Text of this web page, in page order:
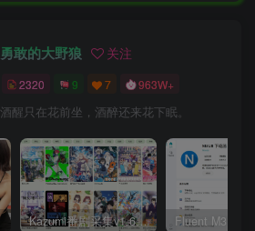
勇敢的大野狼 关注
2320 9 7 963W+
酒醒只在花前坐，酒醉还来花下眠。
Kazumi番剧采集v1.6.9：支持自定义规则+在线观看+弹幕，跨平台下载